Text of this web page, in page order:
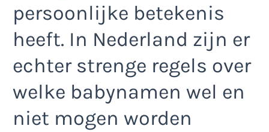
persoonlijke betekenis
heeft. In Nederland zijn er
echter strenge regels over
welke babynamen wel en
niet mogen worden